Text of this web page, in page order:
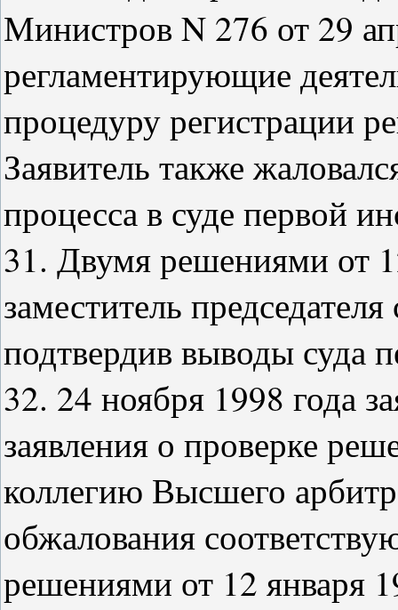
Министров N 276 от 29
регламентирующие
процедуру регистрации
Заявитель также
процесса в суде первой
31. Двумя решениями от
заместитель
подтвердив выводы суда
32. 24 ноября 1998 года
заявления о проверке
коллегию Высшего
обжалования
решениями от 12 января